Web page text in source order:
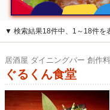
▼ 検索結果18件中、1～18件を
居酒屋 ダイニングバー 創作
ぐるくん食堂